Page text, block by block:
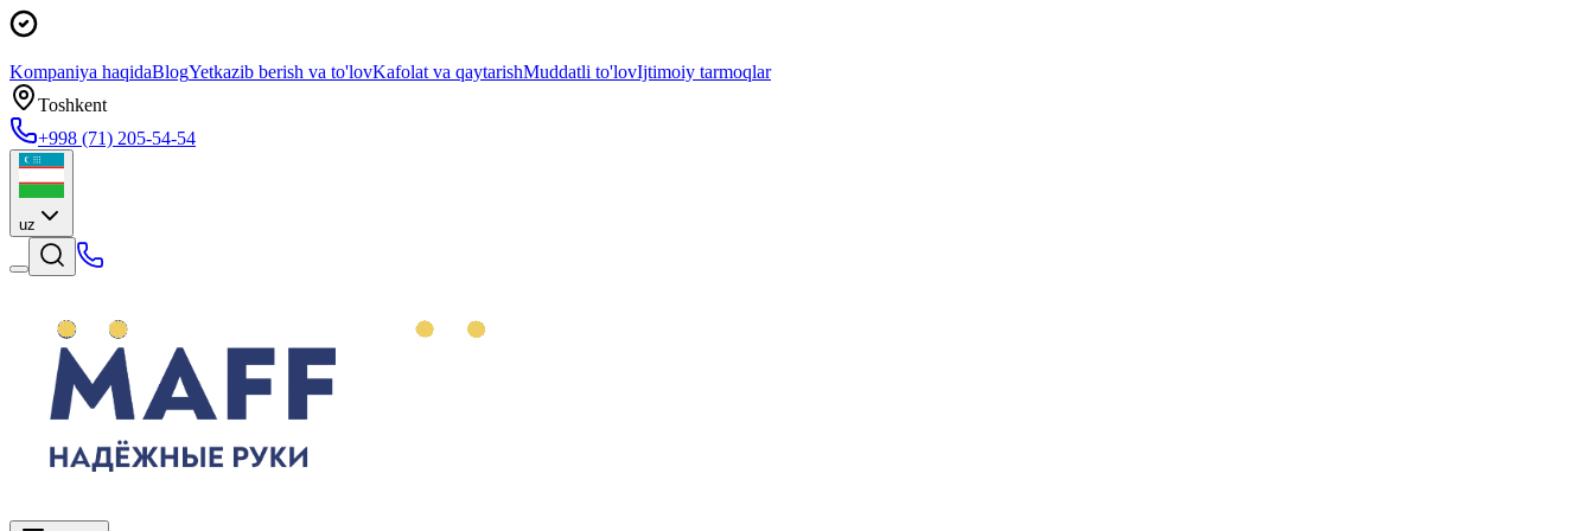
Kompaniya haqidaBlogYetkazib berish va to'lovKafolat va qaytarishMuddatli to'lovIjtimoiy tarmoqlar
Toshkent
+998 (71) 205-54-54
uz